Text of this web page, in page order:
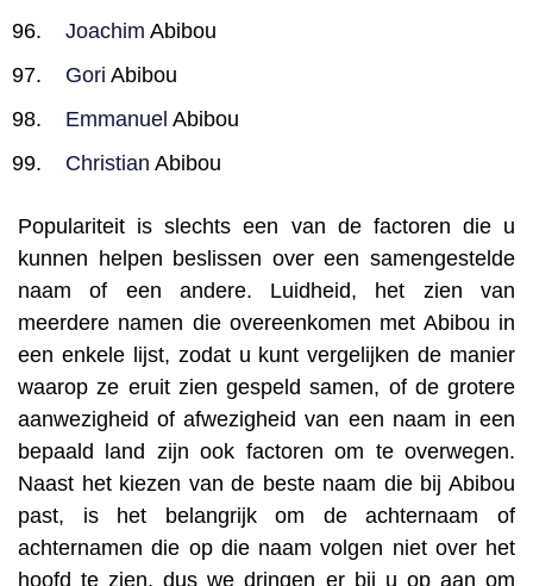
Joachim Abibou
Gori Abibou
Emmanuel Abibou
Christian Abibou
Populariteit is slechts een van de factoren die u
kunnen helpen beslissen over een samengestelde
naam of een andere. Luidheid, het zien van
meerdere namen die overeenkomen met Abibou in
een enkele lijst, zodat u kunt vergelijken de manier
waarop ze eruit zien gespeld samen, of de grotere
aanwezigheid of afwezigheid van een naam in een
bepaald land zijn ook factoren om te overwegen.
Naast het kiezen van de beste naam die bij Abibou
past, is het belangrijk om de achternaam of
achternamen die op die naam volgen niet over het
hoofd te zien, dus we dringen er bij u op aan om